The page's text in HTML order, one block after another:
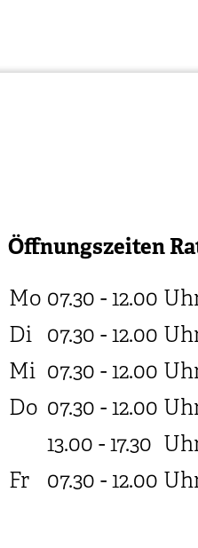
Öffnungszeiten
Mo 07.30 - 12.00
Di 07.30 - 12.00
Mi 07.30 - 12.00
Do 07.30 - 12.00
13.00 - 17.30
Fr
07.30 - 12.00